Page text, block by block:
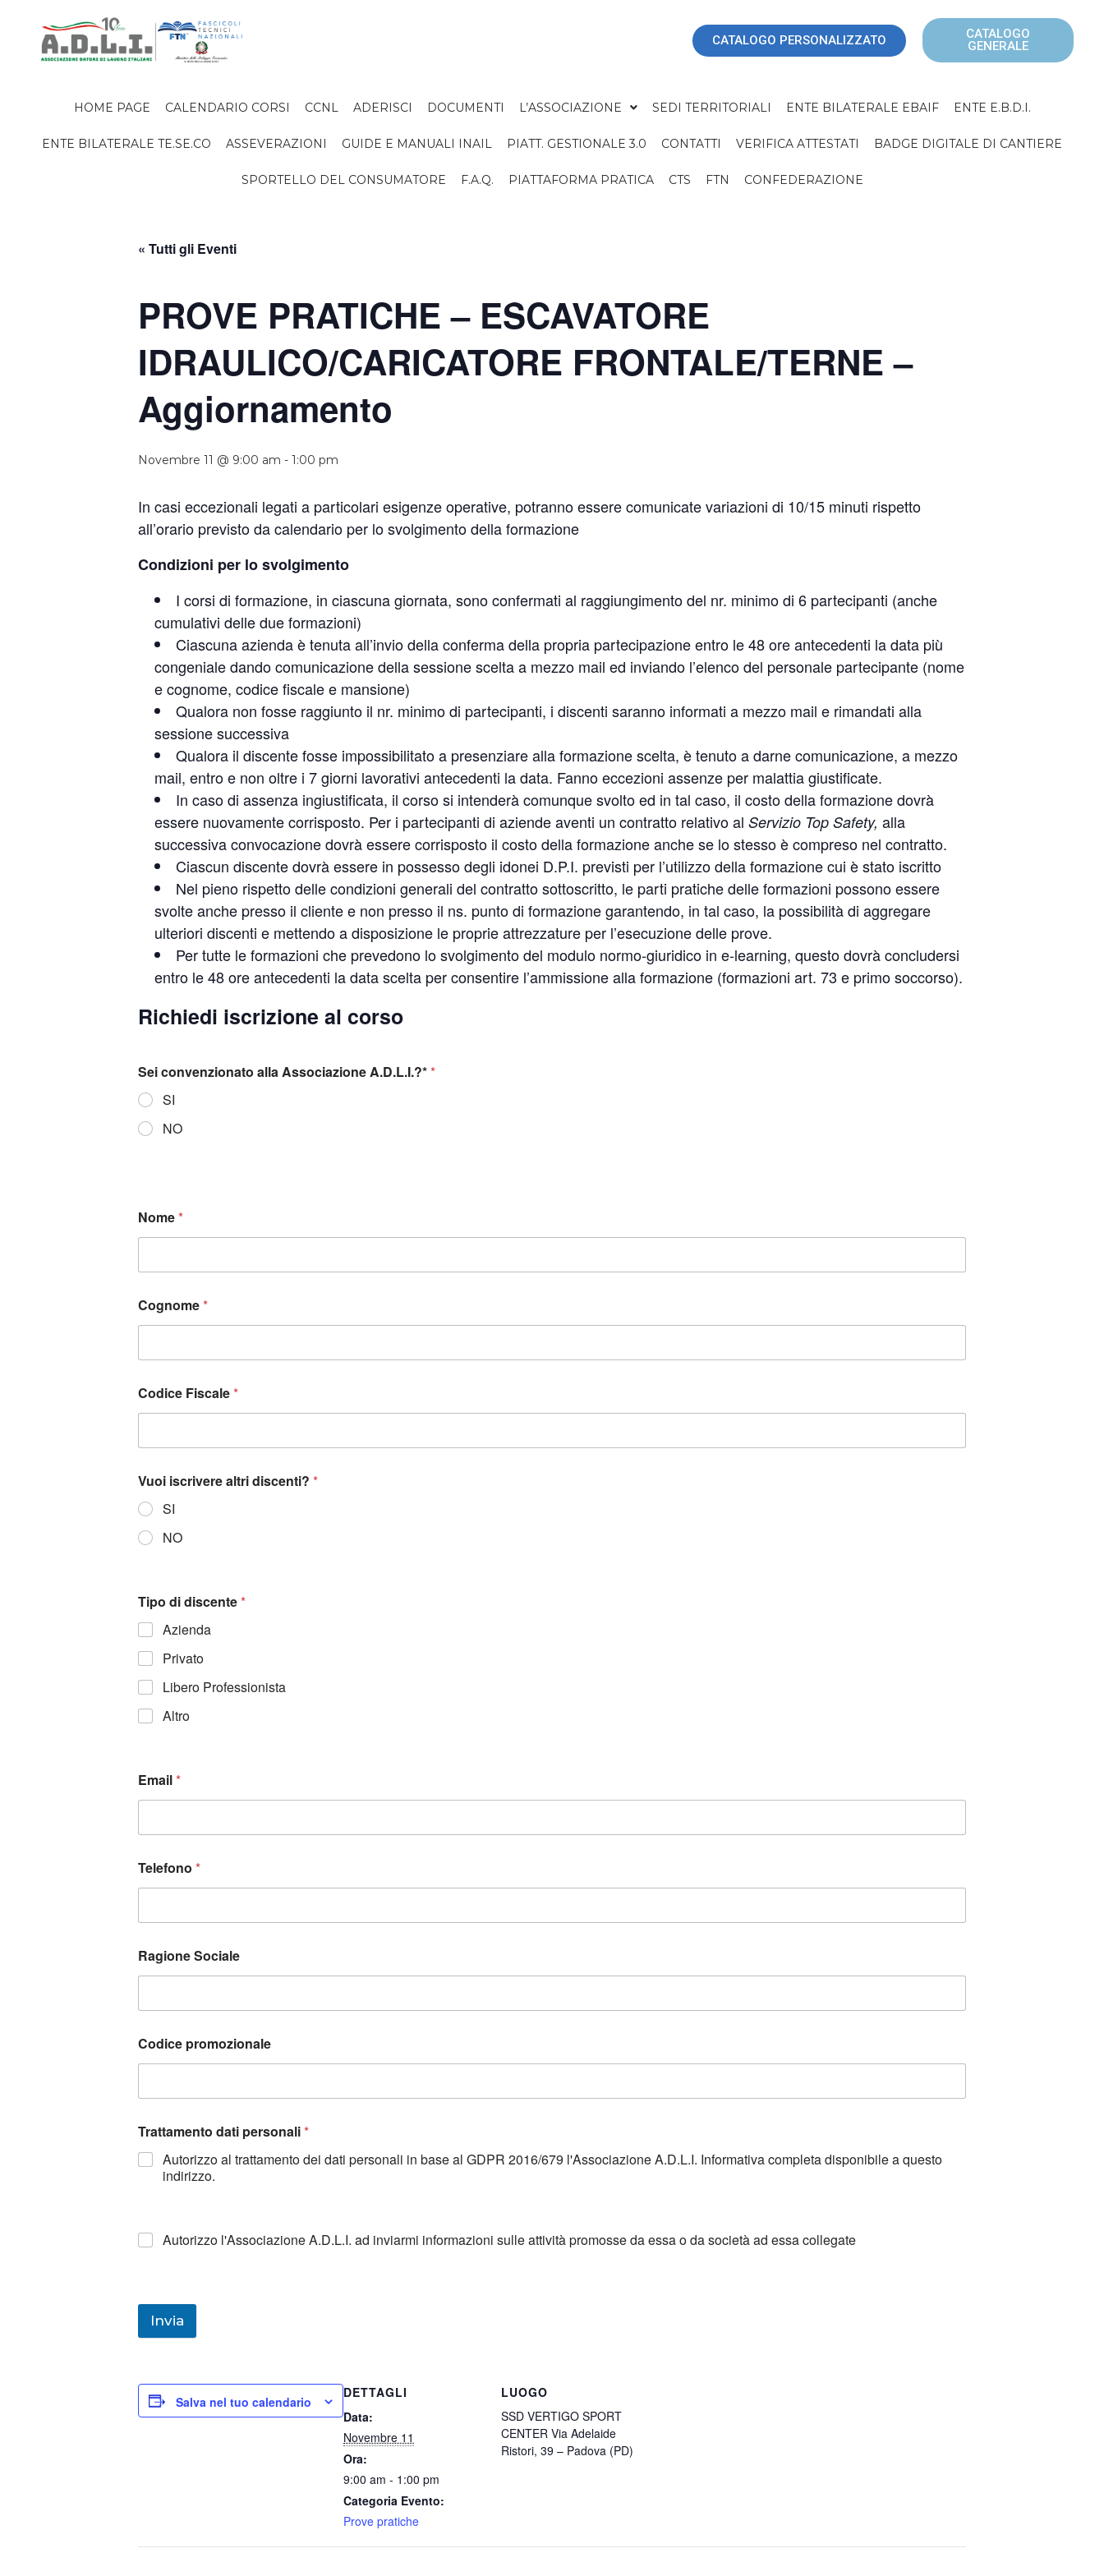
CATALOGO PERSONALIZZATO
CATALOGO
GENERALE
HOME PAGE CALENDARIO CORSI CCNL ADERISCI DOCUMENTI L’ASSOCIAZIONE SEDI TERRITORIALI ENTE BILATERALE EBAIF ENTE E.B.D.I.
ENTE BILATERALE TE.SE.CO ASSEVERAZIONI GUIDE E MANUALI INAIL PIATT. GESTIONALE 3.0 CONTATTI VERIFICA ATTESTATI BADGE DIGITALE DI CANTIERE
SPORTELLO DEL CONSUMATORE F.A.Q. PIATTAFORMA PRATICA CTS FTN CONFEDERAZIONE
« Tutti gli Eventi
PROVE PRATICHE – ESCAVATORE
IDRAULICO/CARICATORE FRONTALE/TERNE –
Aggiornamento
Novembre 11 @ 9:00 am - 1:00 pm
In casi eccezionali legati a particolari esigenze operative, potranno essere comunicate variazioni di 10/15 minuti rispetto
all’orario previsto da calendario per lo svolgimento della formazione
Condizioni per lo svolgimento
I corsi di formazione, in ciascuna giornata, sono confermati al raggiungimento del nr. minimo di 6 partecipanti (anche
cumulativi delle due formazioni)
Ciascuna azienda è tenuta all’invio della conferma della propria partecipazione entro le 48 ore antecedenti la data più
congeniale dando comunicazione della sessione scelta a mezzo mail ed inviando l’elenco del personale partecipante (nome
e cognome, codice fiscale e mansione)
Qualora non fosse raggiunto il nr. minimo di partecipanti, i discenti saranno informati a mezzo mail e rimandati alla
sessione successiva
Qualora il discente fosse impossibilitato a presenziare alla formazione scelta, è tenuto a darne comunicazione, a mezzo
mail, entro e non oltre i 7 giorni lavorativi antecedenti la data. Fanno eccezioni assenze per malattia giustificate.
In caso di assenza ingiustificata, il corso si intenderà comunque svolto ed in tal caso, il costo della formazione dovrà
essere nuovamente corrisposto. Per i partecipanti di aziende aventi un contratto relativo al Servizio Top Safety, alla
successiva convocazione dovrà essere corrisposto il costo della formazione anche se lo stesso è compreso nel contratto.
Ciascun discente dovrà essere in possesso degli idonei D.P.I. previsti per l’utilizzo della formazione cui è stato iscritto
Nel pieno rispetto delle condizioni generali del contratto sottoscritto, le parti pratiche delle formazioni possono essere
svolte anche presso il cliente e non presso il ns. punto di formazione garantendo, in tal caso, la possibilità di aggregare
ulteriori discenti e mettendo a disposizione le proprie attrezzature per l’esecuzione delle prove.
Per tutte le formazioni che prevedono lo svolgimento del modulo normo-giuridico in e-learning, questo dovrà concludersi
entro le 48 ore antecedenti la data scelta per consentire l’ammissione alla formazione (formazioni art. 73 e primo soccorso).
Richiedi iscrizione al corso
Sei convenzionato alla Associazione A.D.L.I.?**
SI
NO
Nome*
Cognome*
Codice Fiscale*
Vuoi iscrivere altri discenti? *
SI
NO
Tipo di discente*
Azienda
Privato
Libero Professionista
Altro
Email*
Telefono *
Ragione Sociale
Codice promozionale
Trattamento dati personali*
Autorizzo al trattamento dei dati personali in base al GDPR 2016/679 l'Associazione A.D.L.I. Informativa completa disponibile a questo
indirizzo.
Autorizzo l'Associazione A.D.L.I. ad inviarmi informazioni sulle attività promosse da essa o da società ad essa collegate
Invia
Salva nel tuo calendario
DETTAGLI
Data:
Novembre 11
Ora:
9:00 am - 1:00 pm
Categoria Evento:
Prove pratiche
LUOGO
SSD VERTIGO SPORT
CENTER Via Adelaide
Ristori, 39 – Padova (PD)